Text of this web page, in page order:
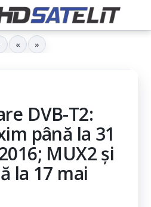
DVB-T2:
până la 31
MUX2 şi
la 17 mai
« »